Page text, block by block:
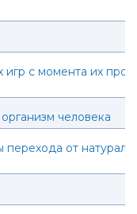
с момента их
человека
от